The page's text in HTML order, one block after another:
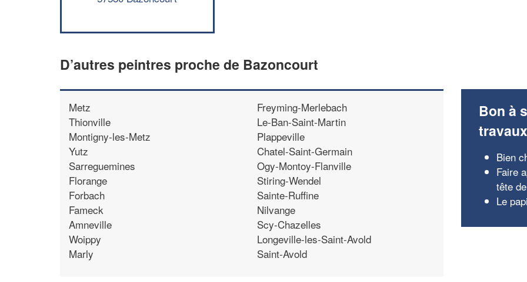
D’autres peintres proche de Bazoncourt
Metz
Thionville
Montigny-les-Metz
Yutz
Sarreguemines
Florange
Forbach
Fameck
Amneville
Woippy
Marly
Freyming-Merlebach
Le-Ban-Saint-Martin
Plappeville
Chatel-Saint-Germain
Ogy-Montoy-Flanville
Stiring-Wendel
Sainte-Ruffine
Nilvange
Scy-Chazelles
Longeville-les-Saint-Avold
Saint-Avold
Bon à
travaux
Bien
Faire
tête
Le